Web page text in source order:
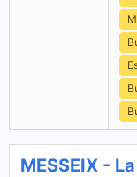
MESSEIX -